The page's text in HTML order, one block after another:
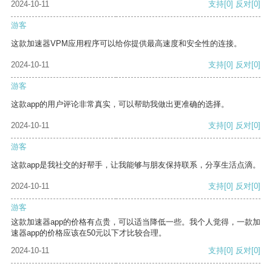
2024-10-11 支持[0] 反对[0]
游客
这款加速器VPM应用程序可以给你提供最高速度和安全性的连接。
2024-10-11 支持[0] 反对[0]
游客
这款app的用户评论非常真实，可以帮助我做出更准确的选择。
2024-10-11 支持[0] 反对[0]
游客
这款app是我社交的好帮手，让我能够与朋友保持联系，分享生活点滴。
2024-10-11 支持[0] 反对[0]
游客
这款加速器app的价格有点贵，可以适当降低一些。我个人觉得，一款加
速器app的价格应该在50元以下才比较合理。
2024-10-11
支持[0] 反对[0]